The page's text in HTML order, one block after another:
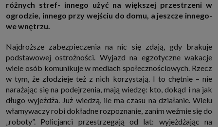
http://www.sagier.pl/
Jeżeli wyrazisz zgodę, o którą wyżej prosimy, administratorami Twoich
danych osobowych będą także nasi Zaufani Partnerzy. Listę Zaufanych
Podstawa i cel przetwarzania
Twoje dane przetwarzamy w następujących celach:
1. Jeśli zawieramy z Tobą umowę o realizację danej usługi (np. usługi
zapewniającej Ci możliwość zapoznania się z jednym z naszych serwisów
w oparciu o treść regulaminu tego serwisu), to możemy przetwarzać
Twoje dane w zakresie niezbędnym do realizacji tej umowy.
2. Zapewnianie bezpieczeństwa usługi (np. sprawdzenie, czy do Twojego
konta nie loguje się nieuprawniona osoba), dokonanie pomiarów
statystycznych, ulepszanie naszych usług i dopasowanie ich do potrzeb i
różnych stref- innego użyć na większej przestrzeni w
ogrodzie, innego przy wejściu do domu, a jeszcze innego-
we wnętrzu.
Najdroższe zabezpieczenia na nic się zdają, gdy brakuje
podstawowej ostrożności. Wyjazd na egzotyczne wakacje
wiele osób komunikuje w mediach społecznościowych. Rzecz
w tym, że złodzieje też z nich korzystają. I to chętnie – nie
narażając się na podejrzenia, mają wiedzę: kto, dokąd i na jak
długo wyjeżdża. Już wiedzą, ile ma czasu na działanie. Wielu
włamywaczy robi dokładne rozpoznanie, zanim weźmie się do
„roboty”. Policjanci przestrzegają od lat: wyjeżdżając na